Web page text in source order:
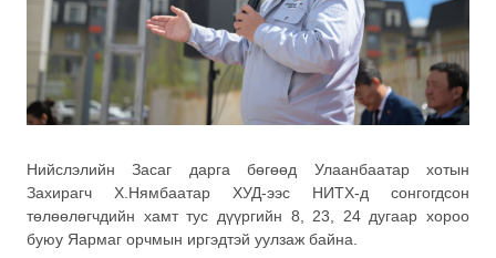
Нийслэлийн Засаг дарга бөгөөд Улаанбаатар хотын
Захирагч Х.Нямбаатар ХУД-ээс НИТХ-д сонгогдсон
төлөөлөгчдийн хамт тус дүүргийн 8, 23, 24 дугаар хороо
буюу Яармаг орчмын иргэдтэй уулзаж байна.